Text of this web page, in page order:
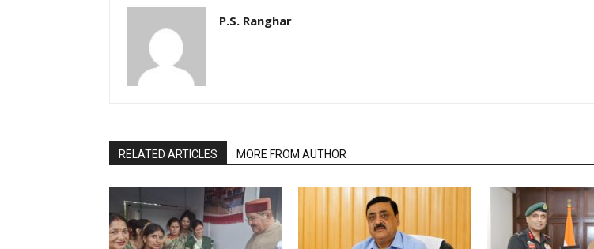
P.S. Ranghar
RELATED ARTICLES MORE FROM AUTHOR